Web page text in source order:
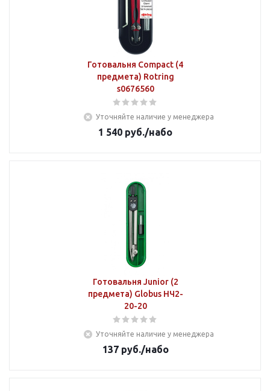
Готовальня Compact (4
предмета) Rotring
s0676560
Уточняйте наличие у менеджера
1 540 руб./набо
Готовальня Junior (2
предмета) Globus НЧ2-
20-20
Уточняйте наличие у менеджера
137руб./набо